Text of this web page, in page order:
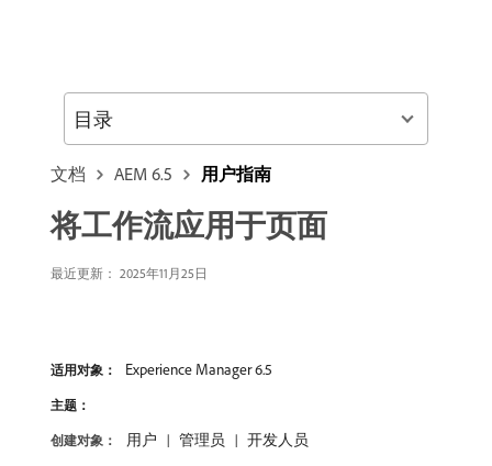
文档 AEM 6.5 用户指南
将工作流应用于页面
最近更新： 2025年11月25日
适用对象： Experience Manager 6.5
主题：
创建对象： 用户 管理员 开发人员
目录